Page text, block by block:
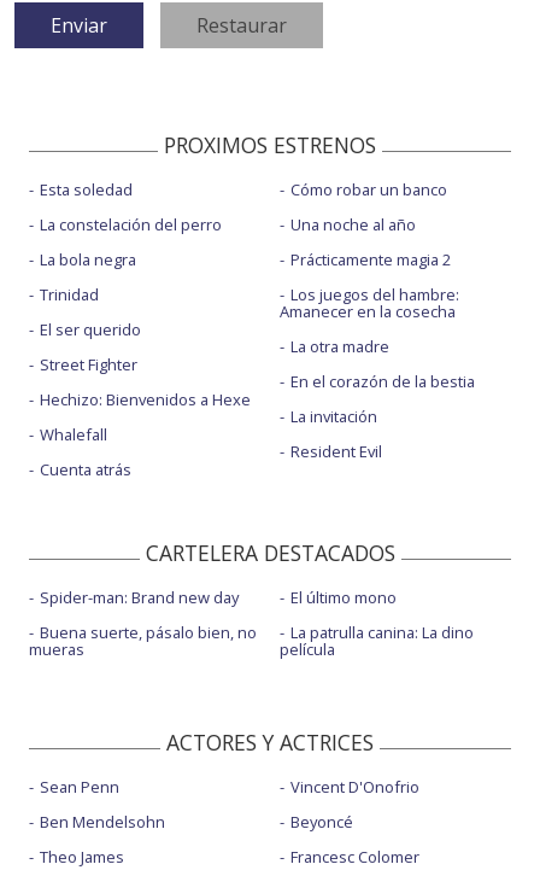
PROXIMOS ESTRENOS
Esta soledad
La constelación del perro
La bola negra
Trinidad
El ser querido
Street Fighter
Hechizo: Bienvenidos a Hexe
Whalefall
Cuenta atrás
Cómo robar un banco
Una noche al año
Prácticamente magia 2
Los juegos del hambre:
Amanecer en la cosecha
La otra madre
En el corazón de la bestia
La invitación
Resident Evil
CARTELERA DESTACADOS
Spider-man: Brand new day
Buena suerte, pásalo bien, no
mueras
El último mono
La patrulla canina: La dino
película
ACTORES Y ACTRICES
Sean Penn
Ben Mendelsohn
Theo James
Vincent D'Onofrio
Beyoncé
Francesc Colomer